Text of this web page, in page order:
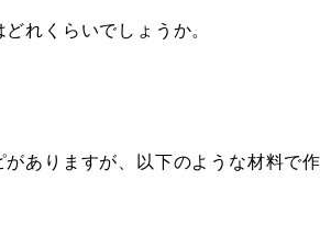
れくらいでしょうか。
ありますが、以下のような材料で